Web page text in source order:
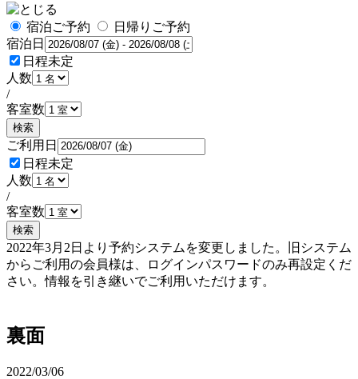
宿泊ご予約
日帰りご予約
宿泊日
日程未定
人数
/
客室数
検索
ご利用日
日程未定
人数
/
客室数
検索
2022年3月2日より予約システムを変更しました。旧システム
からご利用の会員様は、ログインパスワードのみ再設定くだ
さい。情報を引き継いでご利用いただけます。
裏面
2022/03/06